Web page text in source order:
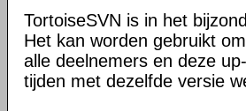
TortoiseSVN is in het
Het kan worden gebruikt
alle deelnemers en deze
tijden met dezelfde versie